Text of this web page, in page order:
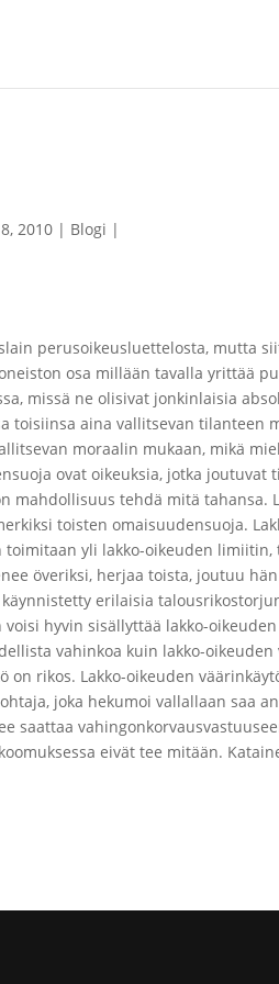
2010 Blogi
perusoikeusluettelosta, mutta
osa millään tavalla yrittää
missä ne olisivat jonkinlaisia
toisiinsa aina vallitsevan tilanteen
moraalin mukaan, mikä
ovat oikeuksia, jotka
mahdollisuus tehdä mitä tahansa.
toisten omaisuudensuoja.
toimitaan yli lakko-oikeuden
överiksi, herjaa toista, joutuu
erilaisia
hyvin sisällyttää lakko-
vahinkoa kuin lakko-oikeuden
on rikos. Lakko-oikeuden
joka hekumoi vallallaan saa
saattaa
eivät tee mitään.